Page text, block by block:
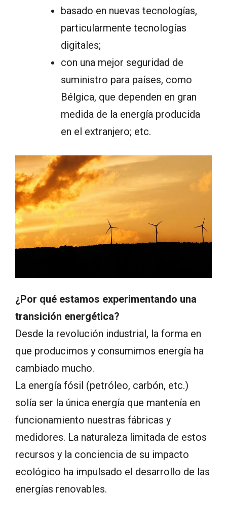
basado en nuevas tecnologías,
particularmente tecnologías
digitales;
con una mejor seguridad de
suministro para países, como
Bélgica, que dependen en gran
medida de la energía producida
en el extranjero; etc.
¿Por qué estamos experimentando una
transición energética?
Desde la revolución industrial, la forma en
que producimos y consumimos energía ha
cambiado mucho.
La energía fósil (petróleo, carbón, etc.)
solía ser la única energía que mantenía en
funcionamiento nuestras fábricas y
medidores. La naturaleza limitada de estos
recursos y la conciencia de su impacto
ecológico ha impulsado el desarrollo de las
energías renovables.